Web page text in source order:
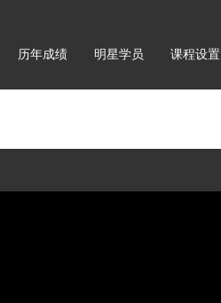
历年成绩 明星学员 课程设置